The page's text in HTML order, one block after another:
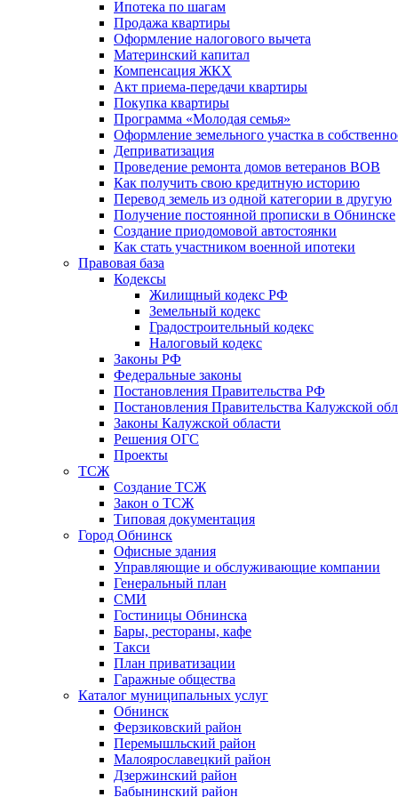
Ипотека по шагам
Продажа квартиры
Оформление налогового вычета
Материнский капитал
Компенсация ЖКХ
Акт приема-передачи квартиры
Покупка квартиры
Программа «Молодая семья»
Оформление земельного участка в
Деприватизация
Проведение ремонта домов ветеранов ВОВ
Как получить свою кредитную историю
Перевод земель из одной категории в другую
Получение постоянной прописки в Обнинске
Создание приодомовой автостоянки
Как стать участником военной ипотеки
Правовая база
Кодексы
Жилищный кодекс РФ
Земельный кодекс
Градостроительный кодекс
Налоговый кодекс
Законы РФ
Федеральные законы
Постановления Правительства РФ
Постановления Правительства Калужской
Законы Калужской области
Решения ОГС
Проекты
ТСЖ
Создание ТСЖ
Закон о ТСЖ
Типовая документация
Город Обнинск
Офисные здания
Управляющие и обслуживающие компании
Генеральный план
СМИ
Гостиницы Обнинска
Бары, рестораны, кафе
Такси
План приватизации
Гаражные общества
Каталог муниципальных услуг
Обнинск
Ферзиковский район
Перемышльский район
Малоярославецкий район
Дзержинский район
Бабынинский район